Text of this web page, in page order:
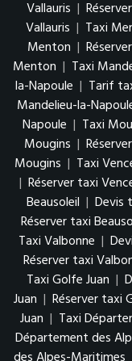
Vallauris |
Vallauris | Taxi
Menton |
Menton | Taxi
la-Napoule | Tarif
Mandelieu-la-
Napoule | Taxi
Mougins |
Mougins | Taxi
| Réserver taxi
Beausoleil | Devis
Réserver taxi
Taxi Valbonne |
Réserver taxi
Taxi Golfe Juan |
Juan | Réserver taxi
Juan | Taxi
Département des